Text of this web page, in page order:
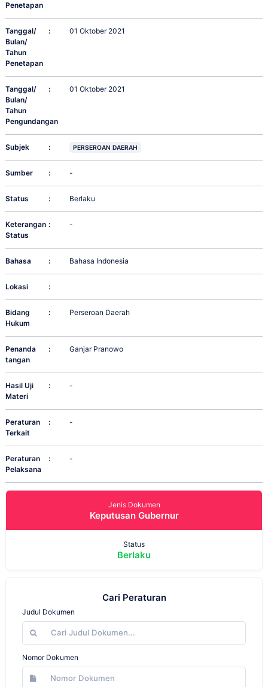
Penetapan
Tanggal/
Bulan/
Tahun
Penetapan
: 01 Oktober 2021
Tanggal/
Bulan/
Tahun
Pengundangan
: 01 Oktober 2021
Subjek : PERSEROAN DAERAH
Sumber : -
Status : Berlaku
Keterangan
Status
: -
Bahasa : Bahasa Indonesia
Lokasi :
Bidang
Hukum
: Perseroan Daerah
Penanda
tangan
: Ganjar Pranowo
Hasil Uji
Materi
: -
Peraturan
Terkait
: -
Peraturan
Pelaksana
: -
Jenis Dokumen
Keputusan Gubernur
Status
Berlaku
Cari Peraturan
Judul Dokumen
Nomor Dokumen